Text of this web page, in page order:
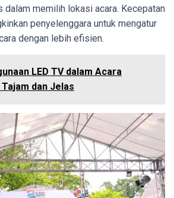
memilih lokasi acara. Kecepatan
penyelenggara untuk mengatur
dengan lebih efisien.
LED TV dalam Acara
dan Jelas